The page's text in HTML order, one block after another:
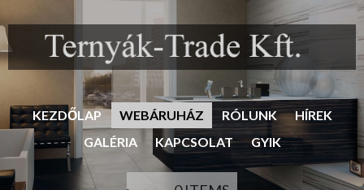
KEZDŐLAP WEBÁRUHÁZ RÓLUNK
HÍREK
GALÉRIA
KAPCSOLAT GYIK